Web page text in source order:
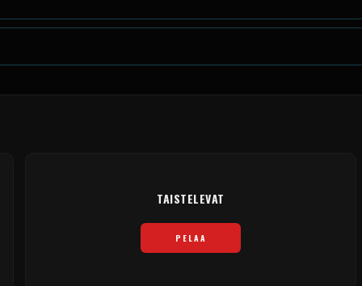
TAISTELEVAT
PELAA